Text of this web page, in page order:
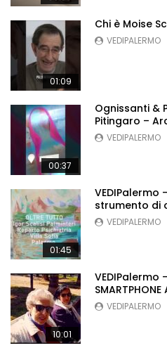
01:09
Chi è Moise
VEDIPALERMO
00:37
Ognissanti &
Pitingaro –
VEDIPALERMO
01:45
VEDIPalermo
strumento di
VEDIPALERMO
10:01
VEDIPalermo –
VEDIPALERMO